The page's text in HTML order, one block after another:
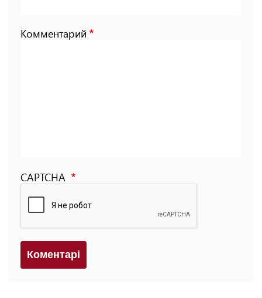
Комментарий
CAPTCHA
Коментарi